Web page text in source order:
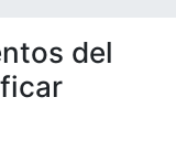
del